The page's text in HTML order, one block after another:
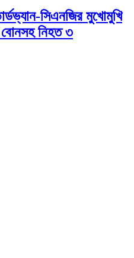
সিএনজির মুখোমুখি
বোনসহ নিহত ৩